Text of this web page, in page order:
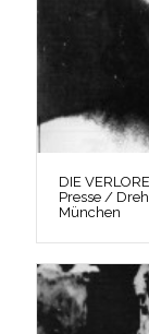
DIE
Presse /
München